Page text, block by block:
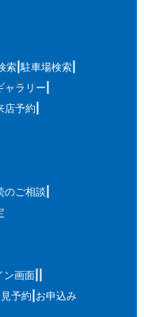
索 駐車場検索
ャラリー
店予約
のご相談
ン画面
予約 お申込み